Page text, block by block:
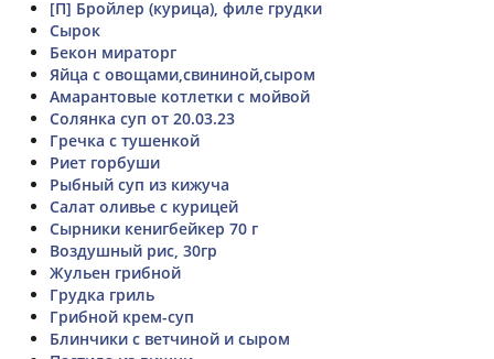
[П] Бройлер (курица), филе грудки
Сырок
Бекон мираторг
Яйца с овощами,свининой,сыром
Амарантовые котлетки с мойвой
Солянка суп от 20.03.23
Гречка с тушенкой
Риет горбуши
Рыбный суп из кижуча
Салат оливье с курицей
Сырники кенигбейкер 70 г
Воздушный рис, 30гр
Жульен грибной
Грудка гриль
Грибной крем-суп
Блинчики с ветчиной и сыром